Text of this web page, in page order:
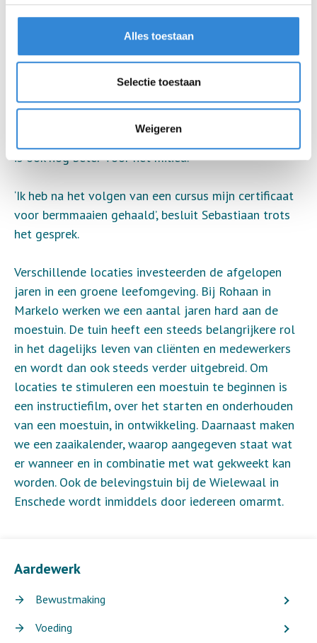
Alles toestaan
Selectie toestaan
Weigeren
Aardewerk
Bewustmaking
Voeding
de Aveleijn woonlocaties in Borne maar ook bij het
Kulturhus en Openluchttheater Hertme'. ‘Mooi werk!
Waar ik goed mijn best op doe’, vult Charles aan.
Begeleider Jos vertelt verder: ‘We vervangen ons
gereedschap, zoals de bosmaaier, heggenschaar,
elektrisch gereedschap. Dit maakt minder lawaai en
is ook nog beter voor het milieu.'
‘Ik heb na het volgen van een cursus mijn certificaat
voor bermmaaien gehaald’, besluit Sebastiaan trots
het gesprek.
Verschillende locaties investeerden de afgelopen
jaren in een groene leefomgeving. Bij Rohaan in
Markelo werken we een aantal jaren hard aan de
moestuin. De tuin heeft een steeds belangrijkere rol
in het dagelijks leven van cliënten en medewerkers
en wordt dan ook steeds verder uitgebreid. Om
locaties te stimuleren een moestuin te beginnen is
een instructiefilm, over het starten en onderhouden
van een moestuin, in ontwikkeling. Daarnaast maken
we een zaaikalender, waarop aangegeven staat wat
er wanneer en in combinatie met wat gekweekt kan
worden. Ook de belevingstuin bij de Wielewaal in
Enschede wordt inmiddels door iedereen omarmt.